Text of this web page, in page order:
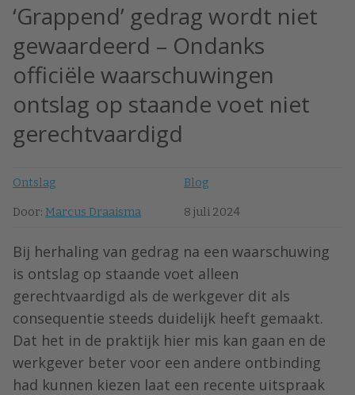
‘Grappend’ gedrag wordt niet
gewaardeerd – Ondanks
officiële waarschuwingen
ontslag op staande voet niet
gerechtvaardigd
Ontslag Blog
Door: Marcus Draaisma 8 juli 2024
Bij herhaling van gedrag na een waarschuwing
is ontslag op staande voet alleen
gerechtvaardigd als de werkgever dit als
consequentie steeds duidelijk heeft gemaakt.
Dat het in de praktijk hier mis kan gaan en de
werkgever beter voor een andere ontbinding
had kunnen kiezen laat een recente uitspraak